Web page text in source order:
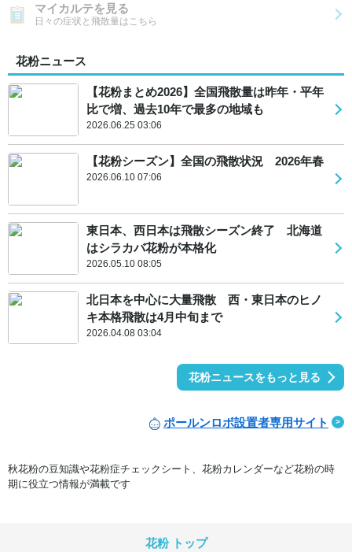
マイカルテを見る
日々の症状と飛散量はこちら
花粉ニュース
【花粉まとめ2026】全国飛散量は昨年・平年
比で増、過去10年で最多の地域も
2026.06.25 03:06
【花粉シーズン】全国の飛散状況 2026年春
2026.06.10 07:06
東日本、西日本は飛散シーズン終了 北海道
はシラカバ花粉が本格化
2026.05.10 08:05
北日本を中心に大量飛散 西・東日本のヒノ
キ本格飛散は4月中旬まで
2026.04.08 03:04
花粉ニュースをもっと見る
ポールンロボ設置者専用サイト
秋花粉の豆知識や花粉症チェックシート、花粉カレンダーなど花粉の時
期に役立つ情報が満載です
花粉 トップ